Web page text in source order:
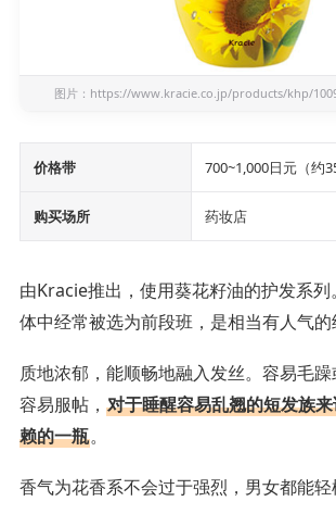
图片： https://www.kracie.co.jp/products/khp/
价格带 700~1,000日元（约
购买场所 药妆店
由Kracie推出，使用葵花籽油的护发系
体中经常被选为前段班，是相当有人气的
质地浓郁，能顺畅地融入发丝。容易毛
容易服帖， 对于睡醒容易乱翘的短发族
赖的一瓶。
香气为花香系不会过于强烈，男女都能轻